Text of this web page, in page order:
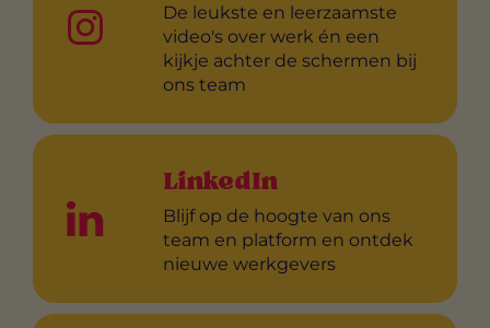
De leukste en leerzaamste
video's over werk én een
kijkje achter de schermen bij
ons team
LinkedIn
Blijf op de hoogte van ons
team en platform en ontdek
nieuwe werkgevers